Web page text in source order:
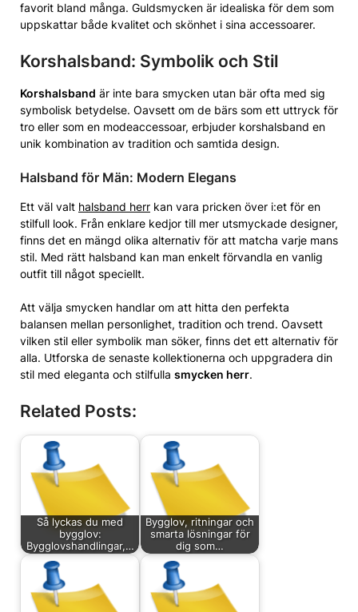
favorit bland många. Guldsmycken är idealiska för dem som
uppskattar både kvalitet och skönhet i sina accessoarer.
Korshalsband: Symbolik och Stil
Korshalsband är inte bara smycken utan bär ofta med sig
symbolisk betydelse. Oavsett om de bärs som ett uttryck för
tro eller som en modeaccessoar, erbjuder korshalsband en
unik kombination av tradition och samtida design.
Halsband för Män: Modern Elegans
Ett väl valt halsband herr kan vara pricken över i:et för en
stilfull look. Från enklare kedjor till mer utsmyckade designer,
finns det en mängd olika alternativ för att matcha varje mans
stil. Med rätt halsband kan man enkelt förvandla en vanlig
outfit till något speciellt.
Att välja smycken handlar om att hitta den perfekta
balansen mellan personlighet, tradition och trend. Oavsett
vilken stil eller symbolik man söker, finns det ett alternativ för
alla. Utforska de senaste kollektionerna och uppgradera din
stil med eleganta och stilfulla smycken herr.
Related Posts:
Så lyckas du med
bygglov:
Bygglovshandlingar,…
Bygglov, ritningar och
smarta lösningar för
dig som…